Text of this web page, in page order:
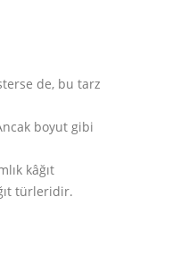
de, bu tarz
boyut gibi
kâğıt
türleridir.
Matbaa Baskı
Aşamaları (Doğru